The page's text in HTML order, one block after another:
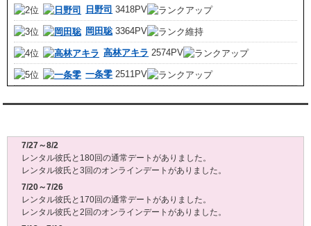
日野司 3418PV
岡田聡3364PV
高林アキラ 2574PV
一条零 2511PV
7/27～8/2
レンタル彼氏と180回の通常デートがありました。
レンタル彼氏と3回のオンラインデートがありました。
7/20～7/26
レンタル彼氏と170回の通常デートがありました。
レンタル彼氏と2回のオンラインデートがありました。